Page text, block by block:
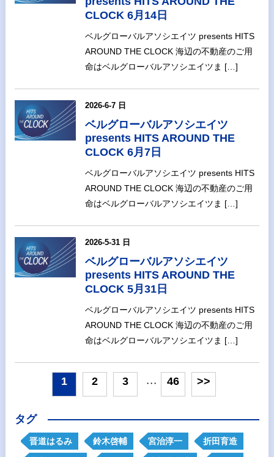
CLOCK 6月14日
ベルグローバルアソシエイツ presents HITS
AROUND THE CLOCK 海辺の不動産のご用
命はベルグローバルアソシエイツま […]
2026-6-7 日
ベルグローバルアソシエイツ
presents HITS AROUND THE
CLOCK 6月7日
ベルグローバルアソシエイツ presents HITS
AROUND THE CLOCK 海辺の不動産のご用
命はベルグローバルアソシエイツま […]
2026-5-31 日
ベルグローバルアソシエイツ
presents HITS AROUND THE
CLOCK 5月31日
ベルグローバルアソシエイツ presents HITS
AROUND THE CLOCK 海辺の不動産のご用
命はベルグローバルアソシエイツま […]
1 2 3 ・・・ 46 >>
タグ
晋道はるみ 鈴木啓輔 宮治淳一 折田育造